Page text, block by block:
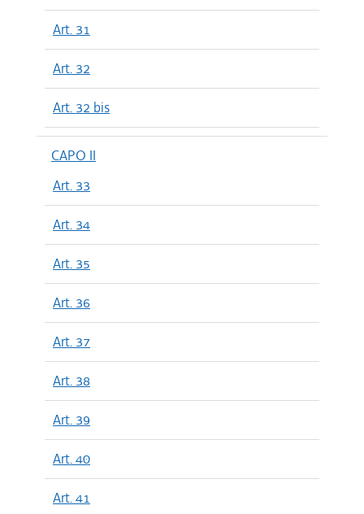
Art. 31
Art. 32
Art. 32 bis
CAPO II
Art. 33
Art. 34
Art. 35
Art. 36
Art. 37
Art. 38
Art. 39
Art. 40
Art. 41